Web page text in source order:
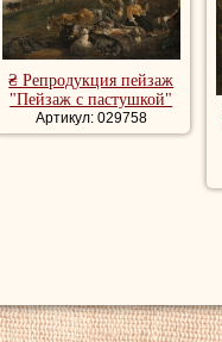
₴ Репродукция пейзаж
"Пейзаж с пастушкой"
Артикул: 029758